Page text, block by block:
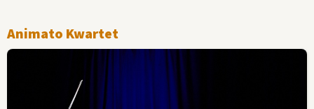
Animato Kwartet